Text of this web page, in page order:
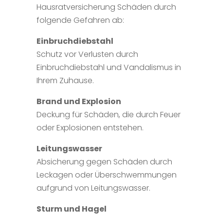
Hausratversicherung Schäden durch
folgende Gefahren ab:
Einbruchdiebstahl
Schutz vor Verlusten durch
Einbruchdiebstahl und Vandalismus in
Ihrem Zuhause.
Brand und Explosion
Deckung für Schäden, die durch Feuer
oder Explosionen entstehen.
Leitungswasser
Absicherung gegen Schäden durch
Leckagen oder Überschwemmungen
aufgrund von Leitungswasser.
Sturm und Hagel